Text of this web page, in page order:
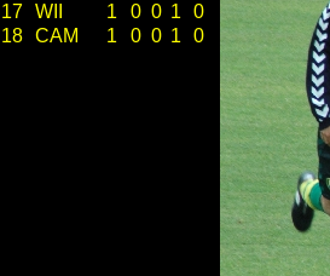
17 WII 1 0 0 1
0
18 CAM 1 0 0 1 0